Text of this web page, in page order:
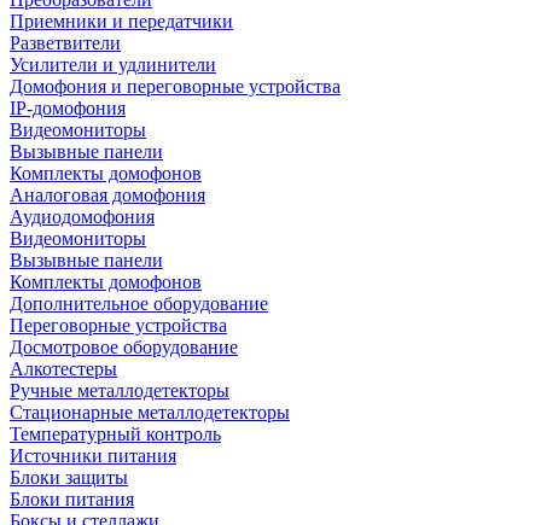
Приемники и передатчики
Разветвители
Усилители и удлинители
Домофония и переговорные устройства
IP-домофония
Видеомониторы
Вызывные панели
Комплекты домофонов
Аналоговая домофония
Аудиодомофония
Видеомониторы
Вызывные панели
Комплекты домофонов
Дополнительное оборудование
Переговорные устройства
Досмотровое оборудование
Алкотестеры
Ручные металлодетекторы
Стационарные металлодетекторы
Температурный контроль
Источники питания
Блоки защиты
Блоки питания
Боксы и стеллажи